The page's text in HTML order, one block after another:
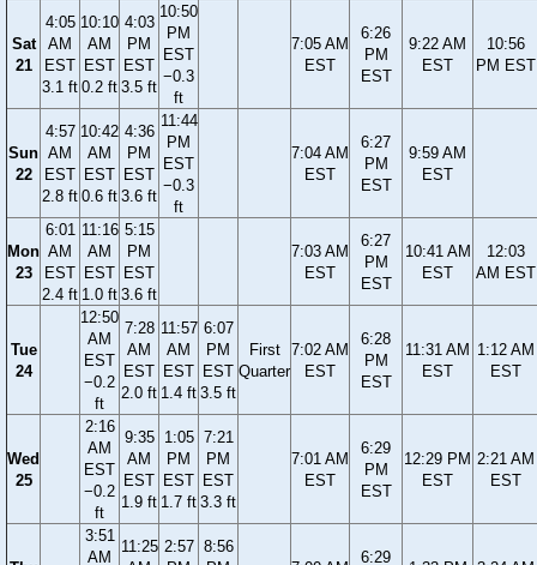
Sat
21
4:05
AM
EST
3.1 ft
10:10
AM
EST
0.2 ft
4:03
PM
EST
3.5 ft
10:50
PM
EST
−0.3
ft
7:05 AM
EST
6:26
PM
EST
9:22 AM
EST
10:56
PM EST
Sun
22
4:57
AM
EST
2.8 ft
10:42
AM
EST
0.6 ft
4:36
PM
EST
3.6 ft
11:44
PM
EST
−0.3
ft
7:04 AM
EST
6:27
PM
EST
9:59 AM
EST
Mon
23
6:01
AM
EST
2.4 ft
11:16
AM
EST
1.0 ft
5:15
PM
EST
3.6 ft
7:03 AM
EST
6:27
PM
EST
10:41 AM
EST
12:03
AM EST
Tue
24
12:50
AM
EST
−0.2
ft
7:28
AM
EST
2.0 ft
11:57
AM
EST
1.4 ft
6:07
PM
EST
3.5 ft
First
Quarter
7:02 AM
EST
6:28
PM
EST
11:31 AM
EST
1:12 AM
EST
Wed
25
2:16
AM
EST
−0.2
ft
9:35
AM
EST
1.9 ft
1:05
PM
EST
1.7 ft
7:21
PM
EST
3.3 ft
7:01 AM
EST
6:29
PM
EST
12:29 PM
EST
2:21 AM
EST
3:51
AM
11:25 2:57 8:56
6:29